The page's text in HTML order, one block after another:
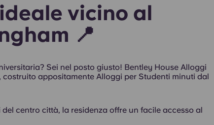
vicino al
📍
Sei nel posto giusto! Bentley House Alloggi
appositamente Alloggi per Studenti minuti dal
del centro città, la residenza offre un facile accesso al